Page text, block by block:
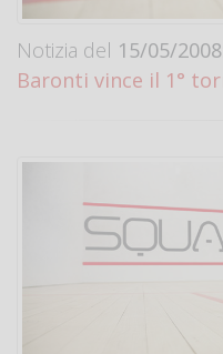
Notizia del 15/05/
Baronti vince il 1°